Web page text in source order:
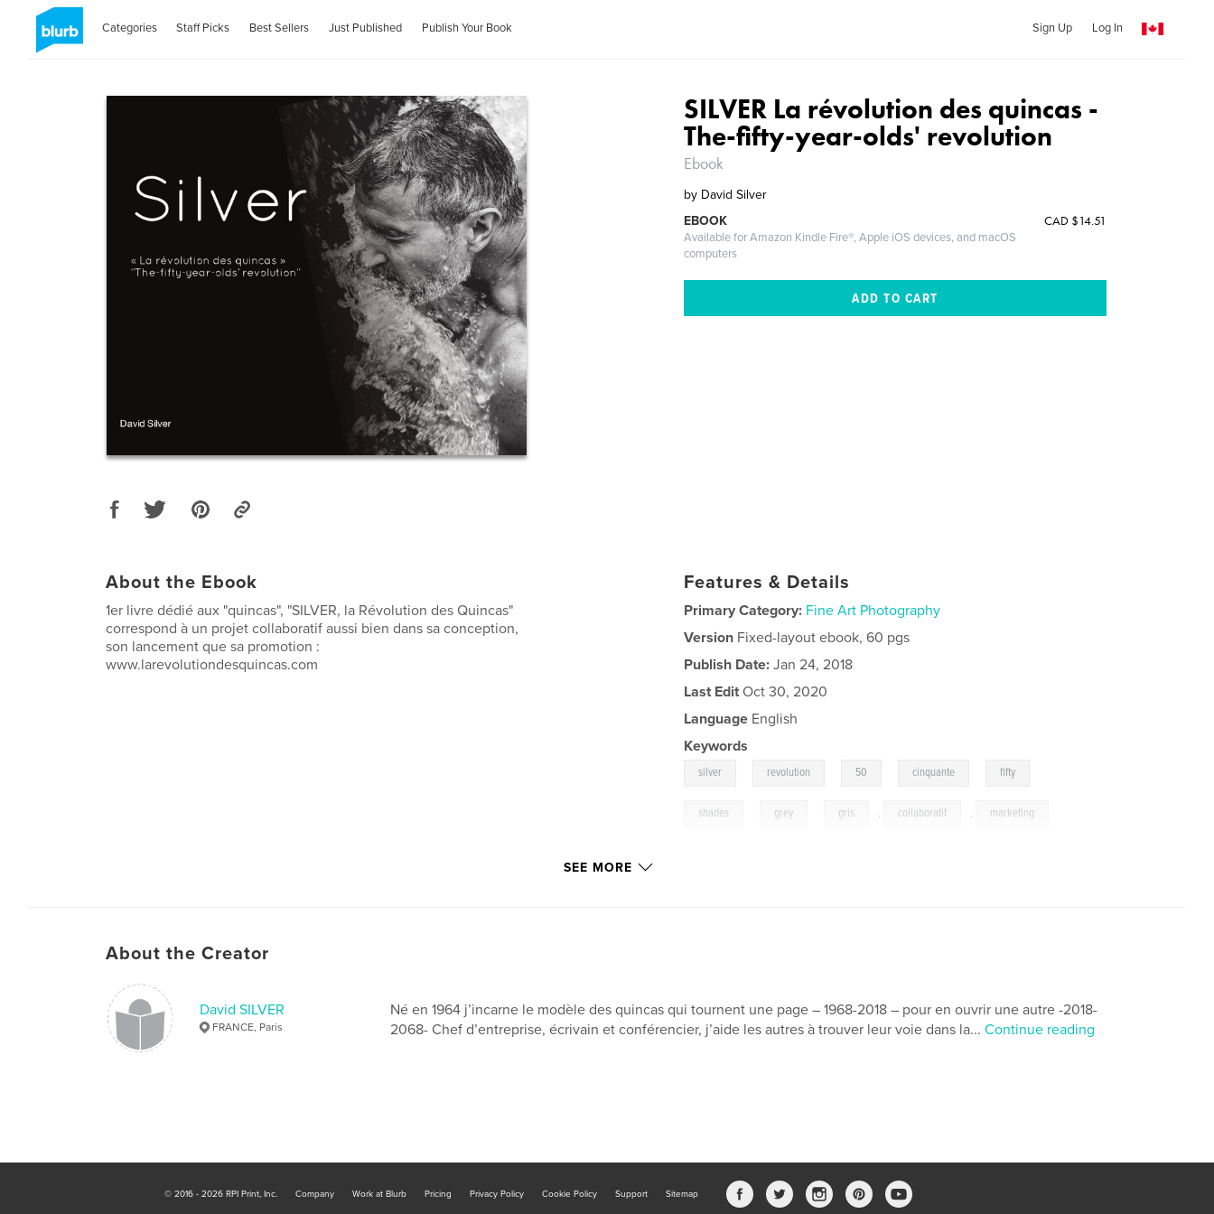
Categories Staff Picks Best Sellers Just Published Publish Your Book Sign Up Log In
SILVER La révolution des quincas -
The-fifty-year-olds' revolution
Ebook
by David Silver
CAD $14.51
EBOOK
Available for Amazon Kindle Fire®, Apple iOS devices, and macOS
computers
About the Ebook
1er livre dédié aux "quincas", "SILVER, la Révolution des Quincas"
correspond à un projet collaboratif aussi bien dans sa conception,
son lancement que sa promotion :
www.larevolutiondesquincas.com
Features & Details
Primary Category: Fine Art Photography
Version Fixed-layout ebook, 60 pgs
Publish Date: Jan 24, 2018
Last Edit Oct 30, 2020
Language English
Keywords
silver revolution 50 cinquante fifty
shades grey gris , collaboratif , marketing
SEE MORE
About the Creator
David SILVER
FRANCE, Paris
Né en 1964 j’incarne le modèle des quincas qui tournent une page – 1968-2018 – pour en ouvrir une autre -2018-
2068- Chef d’entreprise, écrivain et conférencier, j’aide les autres à trouver leur voie dans la... Continue reading
© 2016 - 2026 RPI Print, Inc. Company Work at Blurb Pricing Privacy Policy Cookie Policy Support Sitemap